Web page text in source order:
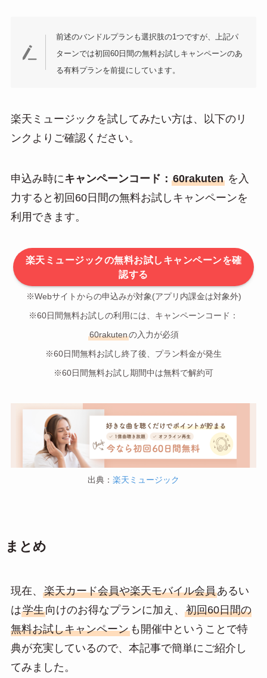
前述のバンドルプランも選択肢の1つですが、上記パ
ターンでは初回60日間の無料お試しキャンペーンのあ
る有料プランを前提にしています。
楽天ミュージックを試してみたい方は、以下のリ
ンクよりご確認ください。
申込み時にキャンペーンコード： 60rakutenを入
力すると初回60日間の無料お試しキャンペーンを
利用できます。
楽天ミュージックの無料お試しキャンペーンを確
認する
※Webサイトからの申込みが対象(アプリ内課金は対象外)
※60日間無料お試しの利用には、キャンペーンコード：
60rakutenの入力が必須
※60日間無料お試し終了後、プラン料金が発生
※60日間無料お試し期間中は無料で解約可
出典： 楽天ミュージック
まとめ
現在、 楽天カード会員や楽天モバイル会員あるい
は学生向けのお得なプランに加え、 初回60日間の
無料お試しキャンペーンも開催中ということで特
典が充実しているので、本記事で簡単にご紹介し
てみました。